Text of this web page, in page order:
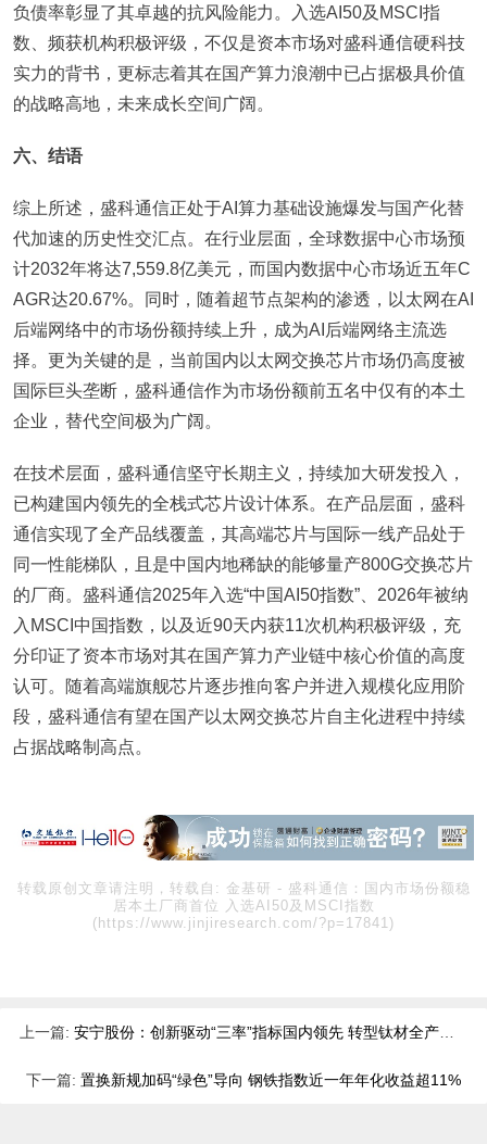
负债率彰显了其卓越的抗风险能力。入选AI50及MSCI指
数、频获机构积极评级，不仅是资本市场对盛科通信硬科技
实力的背书，更标志着其在国产算力浪潮中已占据极具价值
的战略高地，未来成长空间广阔。
六、结语
综上所述，盛科通信正处于AI算力基础设施爆发与国产化替
代加速的历史性交汇点。在行业层面，全球数据中心市场预
计2032年将达7,559.8亿美元，而国内数据中心市场近五年C
AGR达20.67%。同时，随着超节点架构的渗透，以太网在AI
后端网络中的市场份额持续上升，成为AI后端网络主流选
择。更为关键的是，当前国内以太网交换芯片市场仍高度被
国际巨头垄断，盛科通信作为市场份额前五名中仅有的本土
企业，替代空间极为广阔。
在技术层面，盛科通信坚守长期主义，持续加大研发投入，
已构建国内领先的全栈式芯片设计体系。在产品层面，盛科
通信实现了全产品线覆盖，其高端芯片与国际一线产品处于
同一性能梯队，且是中国内地稀缺的能够量产800G交换芯片
的厂商。盛科通信2025年入选“中国AI50指数”、2026年被纳
入MSCI中国指数，以及近90天内获11次机构积极评级，充
分印证了资本市场对其在国产算力产业链中核心价值的高度
认可。随着高端旗舰芯片逐步推向客户并进入规模化应用阶
段，盛科通信有望在国产以太网交换芯片自主化进程中持续
占据战略制高点。
转载原创文章请注明，转载自: 金基研 - 盛科通信：国内市场份额稳
居本土厂商首位 入选AI50及MSCI指数
(https://www.jinjiresearch.com/?p=17841)
上一篇: 安宁股份：创新驱动“三率”指标国内领先 转型钛材全产业链打造新增长极
下一篇: 置换新规加码“绿色”导向 钢铁指数近一年年化收益超11%